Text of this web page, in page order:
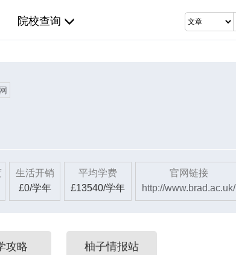
院校查询
生活开销
£0/学年
平均学费
£13540/学年
官网链接
http://www.brad.ac.uk/
攻略 柚子情报站